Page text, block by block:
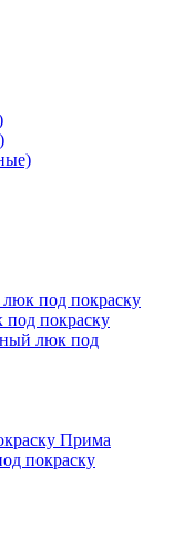
под покраску
покраску
люк под
Прима
покраску